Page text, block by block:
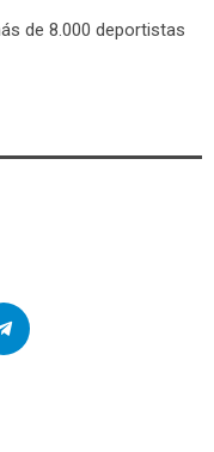
de 8.000 deportistas